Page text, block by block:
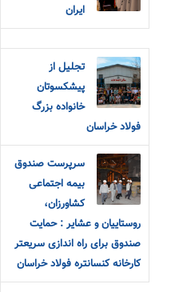
ایران
تجلیل از
پیشکسوتان
خانواده بزرگ
فولاد خراسان
سرپرست صندوق
بیمه اجتماعی
کشاورزان،
روستاییان و عشایر : حمایت
صندوق برای راه اندازی سریعتر
کارخانه کنسانتره فولاد خراسان